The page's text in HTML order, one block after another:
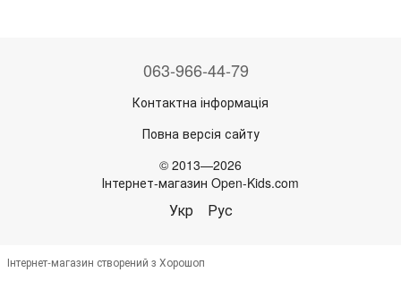
063-966-44-79
Контактна інформація
Повна версія сайту
© 2013—2026
Інтернет-магазин Open-Kids.com
Укр Рус
Інтернет-магазин створений з Хорошоп